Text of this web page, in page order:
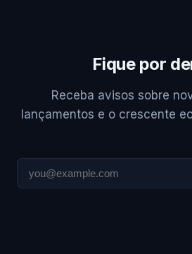
Fique por
Receba avisos sobre
lançamentos e o crescente